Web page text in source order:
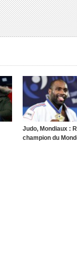
Judo, Mondiaux :
champion du